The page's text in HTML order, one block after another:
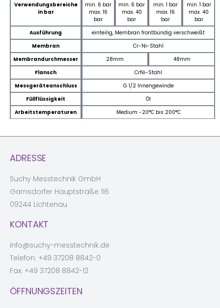
Verwendungsbereiche
in bar
min. 6 bar
max. 16
bar
min. 6 bar
max. 40
bar
min. 1 bar
max. 16
bar
min. 1 bar
max. 40
bar
Ausführung
einteilig, Membran frontbündig verschweißt
Membran
Cr-Ni-Stahl
Membrandurchmesser
28mm
48mm
Flansch
CrNi-Stahl
Messgeräteanschluss
G 1/2 Innengewinde
Füllflüssigkeit
Öl
Arbeitstemperaturen
Medium -20°C bis 200°C
ADRESSE
Suchy Messtechnik GmbH
Garnsdorfer Hauptstraße 116
09244 Lichtenau
KONTAKT
info@suchy-messtechnik.de
Telefon: +49 37208 8842-0
Fax: +49 37208 8842-12
ÖFFNUNGSZEITEN